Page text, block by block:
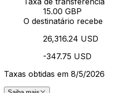
15.00 GBP
O destinatário recebe
26,316.24 USD
-347.75 USD
Taxas obtidas em 8/5/2026